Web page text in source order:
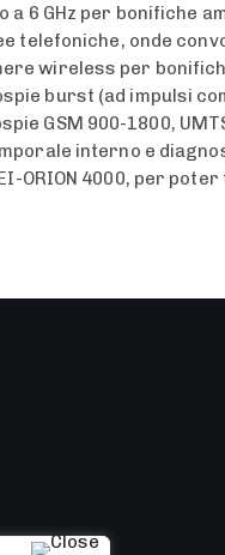
6 GHz per bonifiche
telefoniche, onde
wireless per
burst (ad impulsi
GSM 900-1800,
interno e
ORION 4000, per